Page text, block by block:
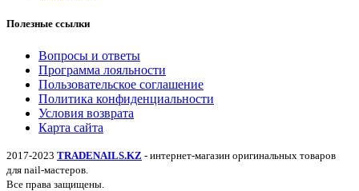
Полезные ссылки
Вопросы и ответы
Программа лояльности
Пользовательское соглашение
Политика конфиденциальности
Условия возврата
Карта сайта
2017-2023 TRADENAILS.KZ - интернет-магазин оригинальных товаров
для nail-мастеров.
Все права защищены.